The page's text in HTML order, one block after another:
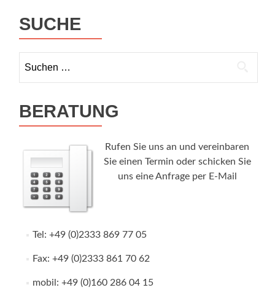
SUCHE
nach:
BERATUNG
Rufen Sie uns an und vereinbaren
Sie einen Termin oder schicken Sie
uns eine Anfrage per E-Mail
Tel: +49 (0)2333 869 77 05
Fax: +49 (0)2333 861 70 62
mobil: +49 (0)160 286 04 15